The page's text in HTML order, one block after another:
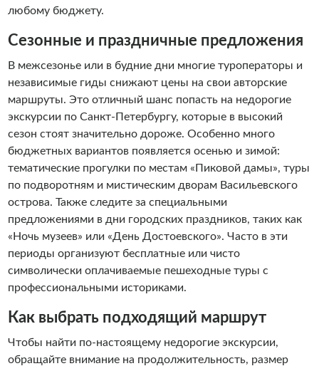
любому бюджету.
Сезонные и праздничные предложения
В межсезонье или в будние дни многие туроператоры и
независимые гиды снижают цены на свои авторские
маршруты. Это отличный шанс попасть на недорогие
экскурсии по Санкт-Петербургу, которые в высокий
сезон стоят значительно дороже. Особенно много
бюджетных вариантов появляется осенью и зимой:
тематические прогулки по местам «Пиковой дамы», туры
по подворотням и мистическим дворам Васильевского
острова. Также следите за специальными
предложениями в дни городских праздников, таких как
«Ночь музеев» или «День Достоевского». Часто в эти
периоды организуют бесплатные или чисто
символически оплачиваемые пешеходные туры с
профессиональными историками.
Как выбрать подходящий маршрут
Чтобы найти по-настоящему недорогие экскурсии,
обращайте внимание на продолжительность, размер